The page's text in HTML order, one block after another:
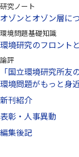
研究ノート
オゾンとオゾン層に
環境問題基礎知識
環境研究のフロント
論評
「国立環境研究所
環境問題がもっと身
新刊紹介
表彰・人事異動
編集後記